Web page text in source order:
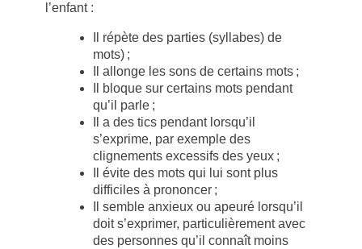
l’enfant :
Il répète des parties (syllabes) de
mots) ;
Il allonge les sons de certains mots ;
Il bloque sur certains mots pendant
qu’il parle ;
Il a des tics pendant lorsqu’il
s’exprime, par exemple des
clignements excessifs des yeux ;
Il évite des mots qui lui sont plus
difficiles à prononcer ;
Il semble anxieux ou apeuré lorsqu’il
doit s’exprimer, particulièrement avec
des personnes qu’il connaît moins